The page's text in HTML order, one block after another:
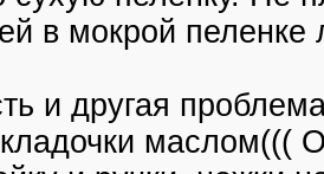
в мокрой пеленке
и другая
маслом(((